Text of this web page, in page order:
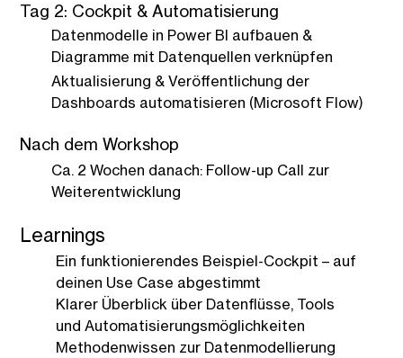
Tag 2: Cockpit & Automatisierung
Datenmodelle in Power BI aufbauen &
Diagramme mit Datenquellen verknüpfen
Aktualisierung & Veröffentlichung der
Dashboards automatisieren (Microsoft Flow)
Nach dem Workshop
Ca. 2 Wochen danach: Follow-up Call zur
Weiterentwicklung
Learnings
Ein funktionierendes Beispiel-Cockpit – auf
deinen Use Case abgestimmt
Klarer Überblick über Datenflüsse, Tools
und Automatisierungsmöglichkeiten
Methodenwissen zur Datenmodellierung